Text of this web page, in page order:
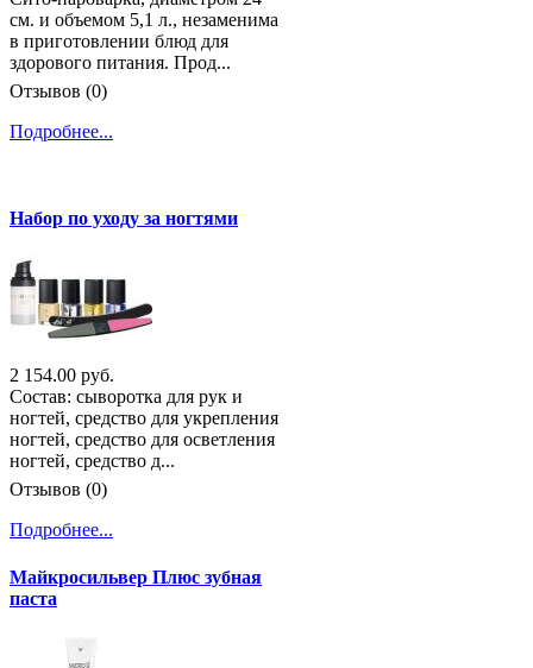
см. и объемом 5,1 л., незаменима
в приготовлении блюд для
здорового питания. Прод...
Отзывов (0)
Подробнее...
Набор по уходу за ногтями
2 154.00 руб.
Состав: сыворотка для рук и
ногтей, средство для укрепления
ногтей, средство для осветления
ногтей, средство д...
Отзывов (0)
Подробнее...
Майкросильвер Плюс зубная
паста